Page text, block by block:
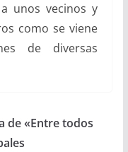
unos vecinos y
como se viene
de diversas
de «Entre todos